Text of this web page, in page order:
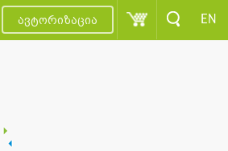
ავტორიზაცია EN